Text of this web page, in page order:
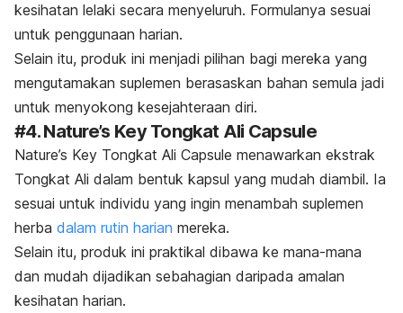
kesihatan lelaki secara menyeluruh. Formulanya sesuai
untuk penggunaan harian.
Selain itu, produk ini menjadi pilihan bagi mereka yang
mengutamakan suplemen berasaskan bahan semula jadi
untuk menyokong kesejahteraan diri.
#4.Nature’s Key Tongkat Ali Capsule
Nature’s Key Tongkat Ali Capsule menawarkan ekstrak
Tongkat Ali dalam bentuk kapsul yang mudah diambil. Ia
sesuai untuk individu yang ingin menambah suplemen
herba dalam rutin harian mereka.
Selain itu, produk ini praktikal dibawa ke mana-mana
dan mudah dijadikan sebahagian daripada amalan
kesihatan harian.